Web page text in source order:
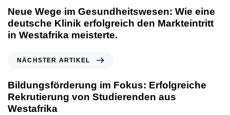
Neue Wege im Gesundheitswesen: Wie eine
deutsche Klinik erfolgreich den Markteintritt
in Westafrika meisterte.
NÄCHSTER ARTIKEL
Bildungsförderung im Fokus: Erfolgreiche
Rekrutierung von Studierenden aus
Westafrika